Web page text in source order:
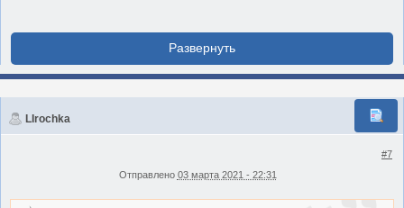
LIrochka
#7
Отправлено 03 марта 2021 - 22:31